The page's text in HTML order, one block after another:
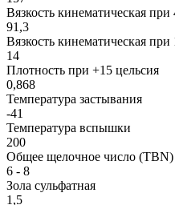
Вязкость кинематическая при
91,3
Вязкость кинематическая при
14
Плотность при +15 цельсия
0,868
Температура застывания
-41
Температура вспышки
200
Общее щелочное число (TBN)
6 - 8
Зола сульфатная
1,5